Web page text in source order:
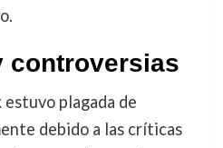
controversias
estuvo plagada de
debido a las críticas